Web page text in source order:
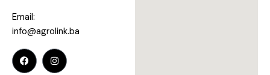
Email:
info@agrolink.ba